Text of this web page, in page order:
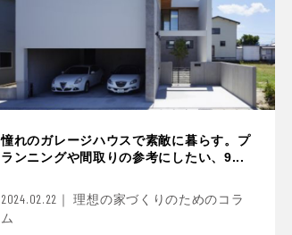
憧れのガレージハウスで素敵に暮らす。プ
ランニングや間取りの参考にしたい、9...
2024.02.22｜ 理想の家づくりのためのコラ
ム